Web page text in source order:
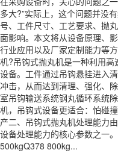
多大?”实际上，这个问题并没
号、工件尺寸、工艺要求、抛
面影响。本文将从设备原理、
行业应用以及厂家定制能力等
机?吊钩式抛丸机是一种利用
设备。工件通过吊钩悬挂进入
冲击，从而达到清理、强化、
室吊钩输送系统钢丸循环系统
机，吊钩式设备更适合：怕碰
产二、吊钩式抛丸机处理能力
设备处理能力的核心参数之一
500kgQ378 800kg...